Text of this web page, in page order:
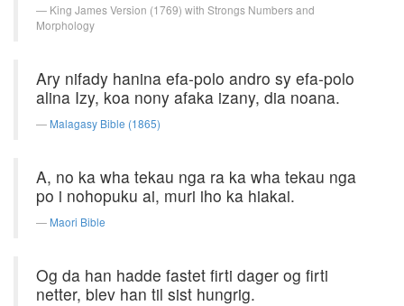
King James Version (1769) with Strongs Numbers and
Morphology
Ary nifady hanina efa-polo andro sy efa-polo
alina Izy, koa nony afaka izany, dia noana.
Malagasy Bible (1865)
A, no ka wha tekau nga ra ka wha tekau nga
po i nohopuku ai, muri iho ka hiakai.
Maori Bible
Og da han hadde fastet firti dager og firti
netter, blev han til sist hungrig.